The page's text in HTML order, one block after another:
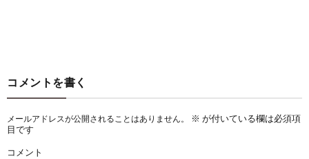
コメントを書く
メールアドレスが公開されることはありません。 ※ が付いている欄は必須項
目です
コメント